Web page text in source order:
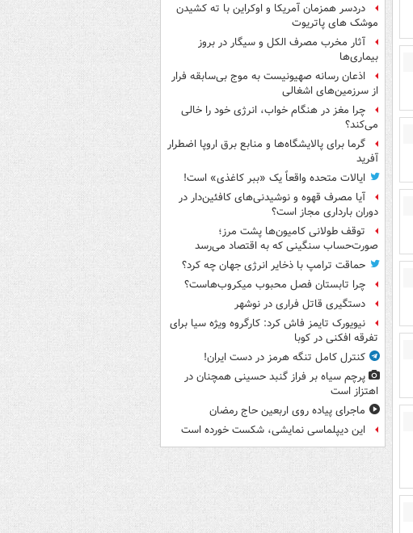
دردسر همزمان آمریکا و اوکراین با ته کشیدن
موشک های پاتریوت
آثار مخرب مصرف الکل و سیگار در بروز
بیماری‌ها
اذعان رسانه صهیونیست به موج بی‌سابقه فرار
از سرزمین‌های اشغالی
چرا مغز در هنگام خواب، انرژی خود را خالی
می‌کند؟
گرما برای پالایشگاه‌ها و منابع برق اروپا اضطرار
آفرید
ایالات متحده واقعاً یک «ببر کاغذی» است!
آیا مصرف قهوه و نوشیدنی‌های کافئین‌دار در
دوران بارداری مجاز است؟
توقف طولانی کامیون‌ها پشت مرز؛
صورت‌حساب سنگینی که به اقتصاد می‌رسد
حماقت ترامپ با ذخایر انرژی جهان چه کرد؟
چرا تابستان فصل محبوب میکروب‌هاست؟
دستگیری قاتل فراری در نوشهر
نیویورک تایمز فاش کرد: کارگروه ویژه سیا برای
تفرقه افکنی در کوبا
کنترل کامل تنگه هرمز در دست ایران!
پرچم سیاه بر فراز گنبد حسینی همچنان در
اهتزاز است
ماجرای پیاده روی اربعین حاج رمضان
این دیپلماسی نمایشی، شکست خورده است